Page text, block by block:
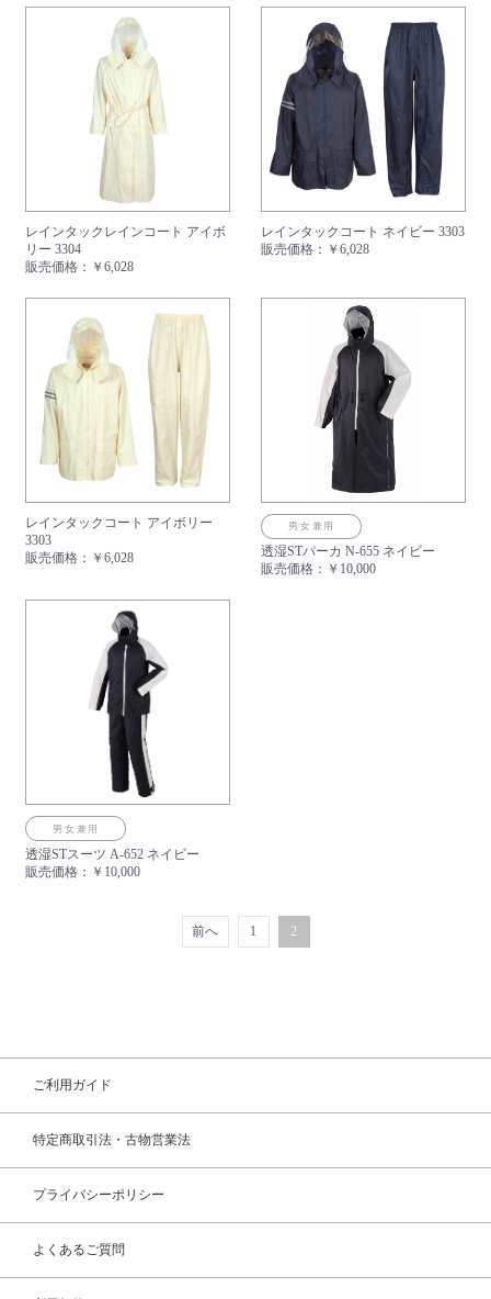
レインタックレインコート アイボ
リー 3304
販売価格： ￥6,028
レインタックコート ネイビー 3303
販売価格： ￥6,028
レインタックコート アイボリー
3303
販売価格： ￥6,028
男女兼用
透湿STパーカ N-655 ネイビー
販売価格： ￥10,000
男女兼用
透湿STスーツ A-652 ネイビー
販売価格： ￥10,000
前へ 1 2
お買い物を続ける
ご利用ガイド
特定商取引法・古物営業法
プライバシーポリシー
よくあるご質問